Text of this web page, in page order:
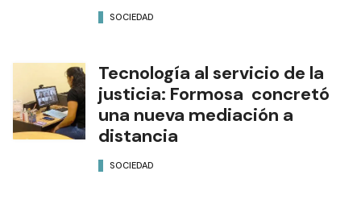
SOCIEDAD
Tecnología al servicio de la
justicia: Formosa concretó
una nueva mediación a
distancia
SOCIEDAD